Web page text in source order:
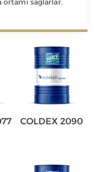
ortamı sağlarlar.
COLDEX 2090